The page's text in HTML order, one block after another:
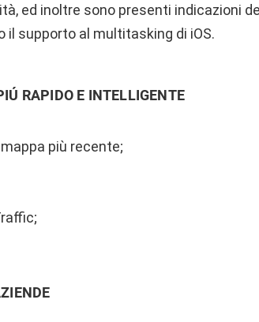
ed inoltre sono presenti indicazioni
supporto al multitasking di iOS.
RAPIDO E INTELLIGENTE
più recente;